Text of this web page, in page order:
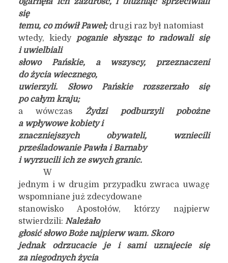
się
temu, co mówił Paweł; drugi raz był natomiast
wtedy, kiedy poganie słysząc to radowali się
i uwielbiali
słowo Pańskie, a wszyscy, przeznaczeni
do życia wiecznego,
uwierzyli. Słowo Pańskie rozszerzało się
po całym kraju;
a wówczas Żydzi podburzyli pobożne
a wpływowe kobiety i
znaczniejszych obywateli, wzniecili
prześladowanie Pawła i Barnaby
i wyrzucili ich ze swych granic.
W
jednym i w drugim przypadku zwraca uwagę
wspomniane już zdecydowane
stanowisko Apostołów, którzy najpierw
stwierdzili: Należało
głosićsłowo Boże najpierw wam. Skoro
jednak odrzucacie je i sami uznajecie się
za niegodnych życia